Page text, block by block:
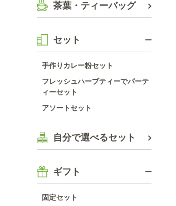
茶葉・ティーバッグ
セット
手作りカレー粉セット
フレッシュハーブティーでパーテ
ィーセット
アソートセット
自分で選べるセット
ギフト
固定セット